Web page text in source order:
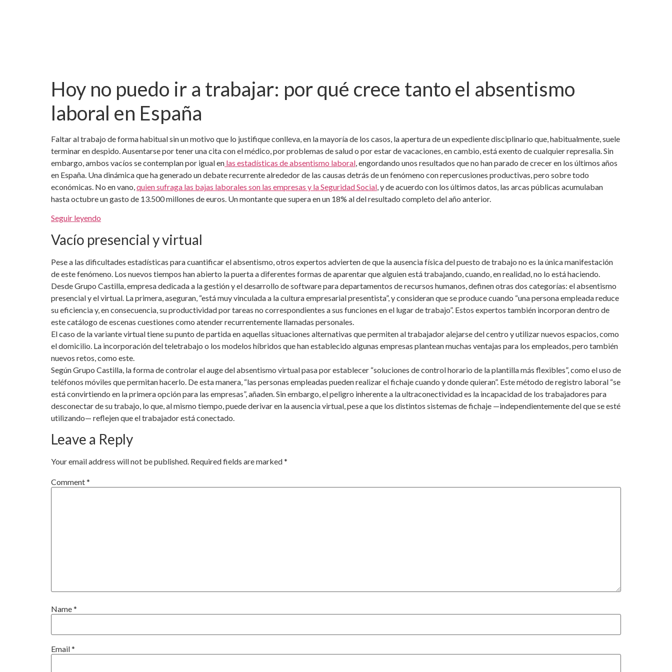
Hoy no puedo ir a trabajar: por qué crece tanto el absentismo
laboral en España
Faltar al trabajo de forma habitual sin un motivo que lo justifique conlleva, en la mayoría de los casos, la apertura de un expediente disciplinario que, habitualmente, suele
terminar en despido. Ausentarse por tener una cita con el médico, por problemas de salud o por estar de vacaciones, en cambio, está exento de cualquier represalia. Sin
embargo, ambos vacíos se contemplan por igual en las estadísticas de absentismo laboral, engordando unos resultados que no han parado de crecer en los últimos años
en España. Una dinámica que ha generado un debate recurrente alrededor de las causas detrás de un fenómeno con repercusiones productivas, pero sobre todo
económicas. No en vano,quien sufraga las bajas laborales son las empresas y la Seguridad Social, y de acuerdo con los últimos datos, las arcas públicas acumulaban
hasta octubre un gasto de 13.500 millones de euros. Un montante que supera en un 18% al del resultado completo del año anterior.
Seguir leyendo
Vacío presencial y virtual
Pese a las dificultades estadísticas para cuantificar el absentismo, otros expertos advierten de que la ausencia física del puesto de trabajo no es la única manifestación
de este fenómeno. Los nuevos tiempos han abierto la puerta a diferentes formas de aparentar que alguien está trabajando, cuando, en realidad, no lo está haciendo.
Desde Grupo Castilla, empresa dedicada a la gestión y el desarrollo de software para departamentos de recursos humanos, definen otras dos categorías: el absentismo
presencial y el virtual. La primera, aseguran, “está muy vinculada a la cultura empresarial presentista”, y consideran que se produce cuando “una persona empleada reduce
su eficiencia y, en consecuencia, su productividad por tareas no correspondientes a sus funciones en el lugar de trabajo”. Estos expertos también incorporan dentro de
este catálogo de escenas cuestiones como atender recurrentemente llamadas personales.
El caso de la variante virtual tiene su punto de partida en aquellas situaciones alternativas que permiten al trabajador alejarse del centro y utilizar nuevos espacios, como
el domicilio. La incorporación del teletrabajo o los modelos híbridos que han establecido algunas empresas plantean muchas ventajas para los empleados, pero también
nuevos retos, como este.
Según Grupo Castilla, la forma de controlar el auge del absentismo virtual pasa por establecer “soluciones de control horario de la plantilla más flexibles”, como el uso de
teléfonos móviles que permitan hacerlo. De esta manera, “las personas empleadas pueden realizar el fichaje cuando y donde quieran”. Este método de registro laboral “se
está convirtiendo en la primera opción para las empresas”, añaden. Sin embargo, el peligro inherente a la ultraconectividad es la incapacidad de los trabajadores para
desconectar de su trabajo, lo que, al mismo tiempo, puede derivar en la ausencia virtual, pese a que los distintos sistemas de fichaje —independientemente del que se esté
utilizando— reflejen que el trabajador está conectado.
Leave a Reply
Your email address will not be published. Required fields are marked*
Comment*
Name*
Email*